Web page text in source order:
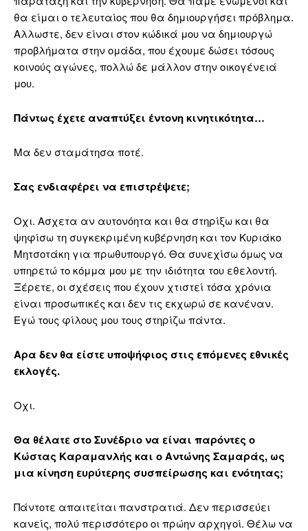
θα είμαι ο τελευταίος που θα δημιουργήσει πρόβλημα.
Αλλωστε, δεν είναι στον κώδικά μου να δημιουργώ
προβλήματα στην ομάδα, που έχουμε δώσει τόσους
κοινούς αγώνες, πολλώ δε μάλλον στην οικογένειά
μου.
Πάντως έχετε αναπτύξει έντονη κινητικότητα…
Μα δεν σταμάτησα ποτέ.
Σας ενδιαφέρει να επιστρέψετε;
Οχι. Ασχετα αν αυτονόητα και θα στηρίξω και θα
ψηφίσω τη συγκεκριμένη κυβέρνηση και τον Κυριάκο
Μητσοτάκη για πρωθυπουργό. Θα συνεχίσω όμως να
υπηρετώ το κόμμα μου με την ιδιότητα του εθελοντή.
Ξέρετε, οι σχέσεις που έχουν χτιστεί τόσα χρόνια
είναι προσωπικές και δεν τις εκχωρώ σε κανέναν.
Εγώ τους φίλους μου τους στηρίζω πάντα.
Αρα δεν θα είστε υποψήφιος στις επόμενες εθνικές
εκλογές.
Οχι.
Θα θέλατε στο Συνέδριο να είναι παρόντες ο
Κώστας Καραμανλής και ο Αντώνης Σαμαράς, ως
μια κίνηση ευρύτερης συσπείρωσης και ενότητας;
Πάντοτε απαιτείται πανστρατιά. Δεν περισσεύει
κανείς, πολύ περισσότερο οι πρώην αρχηγοί. Θέλω να